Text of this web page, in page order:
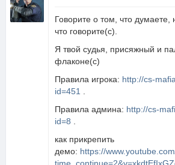
Говорите о том, что думаете,
что говорите(с).
Я твой судья, присяжный и
флаконе(с)
Правила игрока: http://cs-
id=451
Правила админа: http://cs-
id=8
как прикрепить
демо: https://